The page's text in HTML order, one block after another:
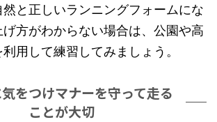
と正しいランニングフォームにな
方がわからない場合は、公園や高
用して練習してみましょう。
をつけマナーを守って走る
ことが大切